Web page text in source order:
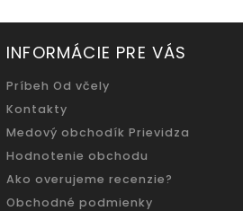
INFORMÁCIE PRE VÁS
Príbeh Od včely
Kontakty
Medový obchodík Prievidza
Hodnotenie obchodu
Ako overujeme recenzie?
Obchodné podmienky